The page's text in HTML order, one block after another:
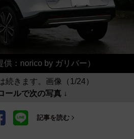
：norico by ガリバー）
続きます。画像（1/24）
ールで次の写真 ↓
記事を読む